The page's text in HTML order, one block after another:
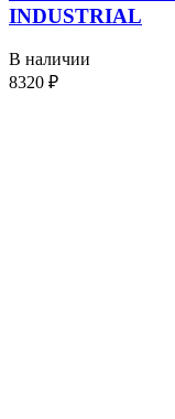
INDUSTRIAL
В наличии
8320 ₽